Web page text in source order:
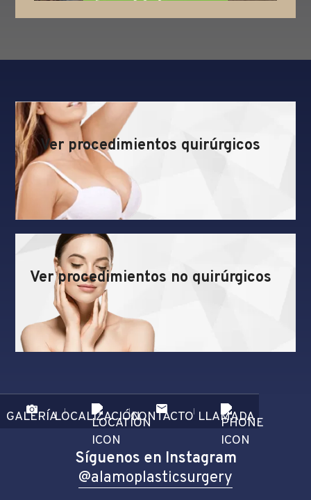
Ver procedimientos quirúrgicos
Ver procedimientos no quirúrgicos
GALERÍALOCALIZACIÓNCONTACTO LLAMADA
Síguenos en Instagram
@alamoplasticsurgery